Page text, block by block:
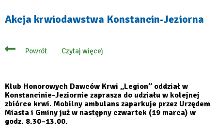
Akcja krwiodawstwa Konstancin-Jeziorna
Powrót Czytaj więcej
o
Jeziorna
Klub Honorowych Dawców Krwi „Legion” oddział w
Konstancinie-Jeziornie zaprasza do udziału w kolejnej
zbiórce krwi. Mobilny ambulans zaparkuje przez Urzędem
Miasta i Gminy już w następny czwartek (19 marca) w
godz. 8.30–13.00.